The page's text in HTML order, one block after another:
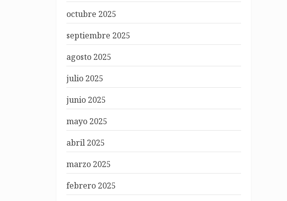
octubre 2025
septiembre 2025
agosto 2025
julio 2025
junio 2025
mayo 2025
abril 2025
marzo 2025
febrero 2025